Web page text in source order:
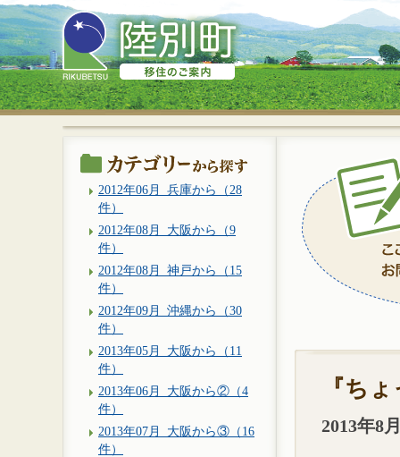
『ち
2013年8
2012年06月_兵庫から（28
件）
2012年08月_大阪から（9
件）
2012年08月_神戸から（15
件）
2012年09月_沖縄から（30
件）
2013年05月_大阪から（11
件）
2013年06月_大阪から②（4
件）
2013年07月_大阪から③（16
件）